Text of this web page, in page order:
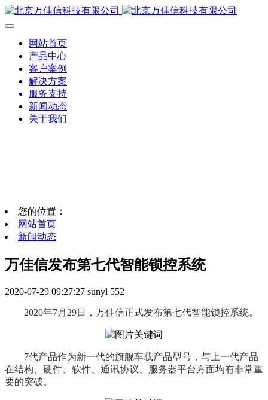
网站首页
产品中心
客户案例
解决方案
服务支持
新闻动态
关于我们
您的位置：
网站首页
新闻动态
万佳信发布第七代智能锁控系统
2020-07-29 09:27:27 sunyl 552
2020年7月29日，万佳信正式发布第七代智能锁控系统。
7代产品作为新一代的旗舰车载产品型号，与上一代产品
在结构、硬件、软件、通讯协议、服务器平台方面均有非常重
要的突破。